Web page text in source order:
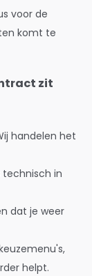
voor de
komt te
zit
handelen het
technisch in
dat je weer
helpt.